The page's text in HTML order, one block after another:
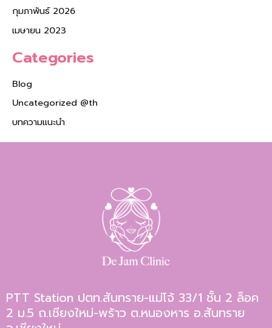
กุมภาพันธ์ 2026
เมษายน 2023
Categories
Blog
Uncategorized @th
บทความแนะนำ
PTT Station ปตท.สันทราย-แม่โจ้ 33/1 ชั้น 2 ล็อค
2 ม.5 ถ.เชียงใหม่-พร้าว ต.หนองหาร อ.สันทราย